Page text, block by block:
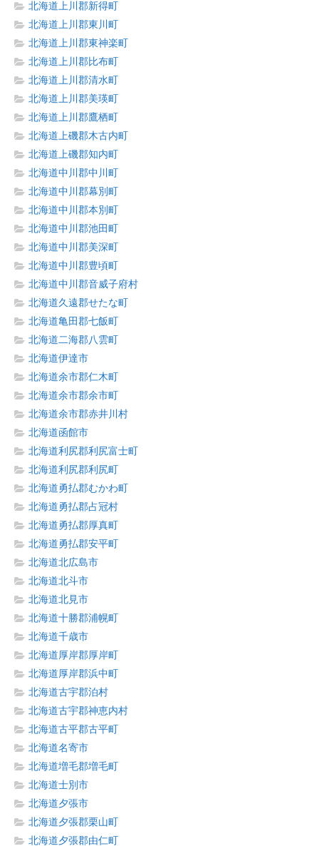
北海道上川郡新得町
北海道上川郡東川町
北海道上川郡東神楽町
北海道上川郡比布町
北海道上川郡清水町
北海道上川郡美瑛町
北海道上川郡鷹栖町
北海道上磯郡木古内町
北海道上磯郡知内町
北海道中川郡中川町
北海道中川郡幕別町
北海道中川郡本別町
北海道中川郡池田町
北海道中川郡美深町
北海道中川郡豊頃町
北海道中川郡音威子府村
北海道久遠郡せたな町
北海道亀田郡七飯町
北海道二海郡八雲町
北海道伊達市
北海道余市郡仁木町
北海道余市郡余市町
北海道余市郡赤井川村
北海道函館市
北海道利尻郡利尻富士町
北海道利尻郡利尻町
北海道勇払郡むかわ町
北海道勇払郡占冠村
北海道勇払郡厚真町
北海道勇払郡安平町
北海道北広島市
北海道北斗市
北海道北見市
北海道十勝郡浦幌町
北海道千歳市
北海道厚岸郡厚岸町
北海道厚岸郡浜中町
北海道古宇郡泊村
北海道古宇郡神恵内村
北海道古平郡古平町
北海道名寄市
北海道増毛郡増毛町
北海道士別市
北海道夕張市
北海道夕張郡栗山町
北海道夕張郡由仁町